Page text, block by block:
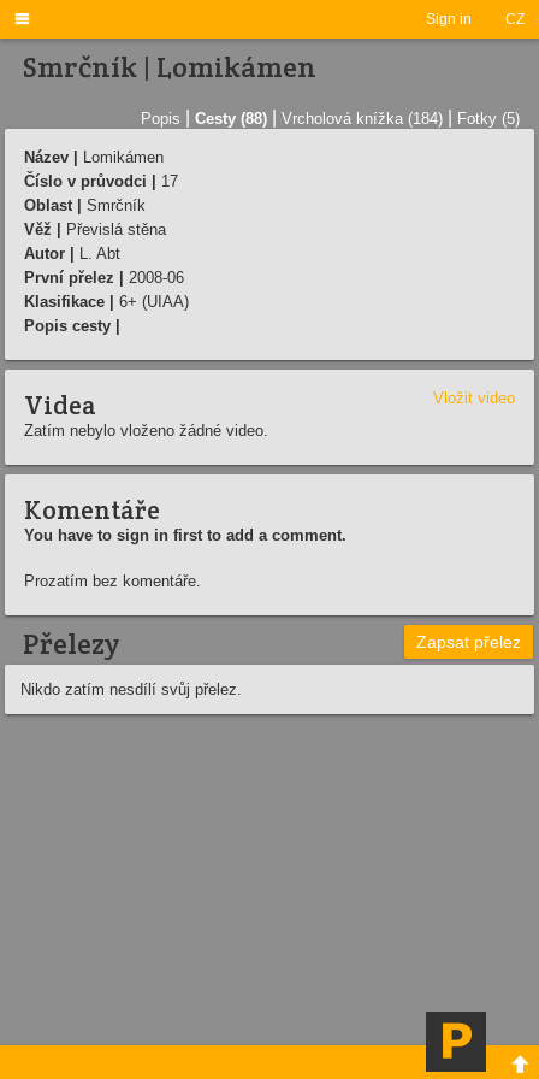
Sign in CZ

Smrčník | Lomikámen
Popis Cesty (88) Vrcholová knížka (184) Fotky (5)
Název |
Lomikámen
Číslo v průvodci |
17
Oblast |
Smrčník
Věž |
Převislá stěna
Autor |
L. Abt
První přelez |
2008-06
Klasifikace |
6+ (UIAA)
Popis cesty |
Videa
Vložit video
Zatím nebylo vloženo žádné video.
Komentáře
You have to sign in first to add a comment.
Prozatím bez komentáře.
Přelezy Zapsat přelez
Nikdo zatím nesdílí svůj přelez.
